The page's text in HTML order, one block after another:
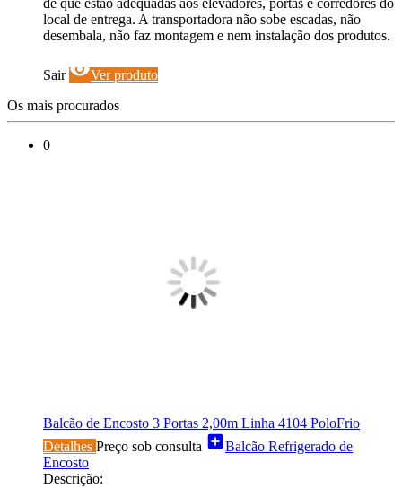
de que estão adequadas aos elevadores, portas e corredores do
local de entrega. A transportadora não sobe escadas, não
desembala, não faz montagem e nem instalação dos produtos.
Sair visibilityVer produto
Os mais procurados
0
Balcão de Encosto 3 Portas 2,00m Linha 4104 PoloFrio
Detalhes Preço sob consulta add_boxBalcão Refrigerado de
Encosto
Descrição: